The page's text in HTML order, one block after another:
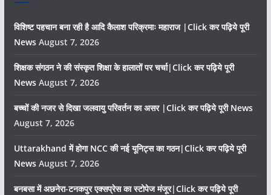
विशिष्ट पहचान बना रही है आदि कैलाश परिक्रमाः महाराज |Click कर पढ़िये पूरी
News August 7, 2026
शिक्षक संगठन ने की संस्कृत शिक्षा के हालातों पर चर्चा|Click कर पढ़िये पूरी
News August 7, 2026
बच्चों की नजर से दिखा जलवायु परिवर्तन का असर |Click कर पढ़िये पूरी News
August 7, 2026
Uttarakhand में होगा NCC की नई यूनिट्स का गठन|Click कर पढ़िये पूरी
News August 7, 2026
बनबसा में अछनेरा-टनकपुर एक्सप्रेस का स्टोपेज मंजूर|Click कर पढ़िये पूरी